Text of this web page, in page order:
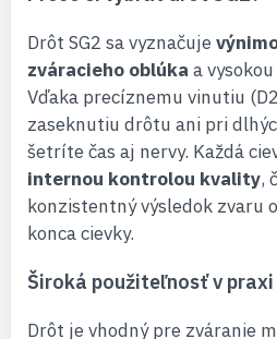
Drôt SG2 sa vyznačuje
zváracieho oblúka a
Vďaka precíznemu vinutiu
zaseknutiu drôtu ani pri
šetríte čas aj nervy. Každá
internou kontrolou kvality,
konzistentný výsledok zvaru
konca cievky.
Široká použiteľnosť v praxi
Drôt je vhodný pre zváranie